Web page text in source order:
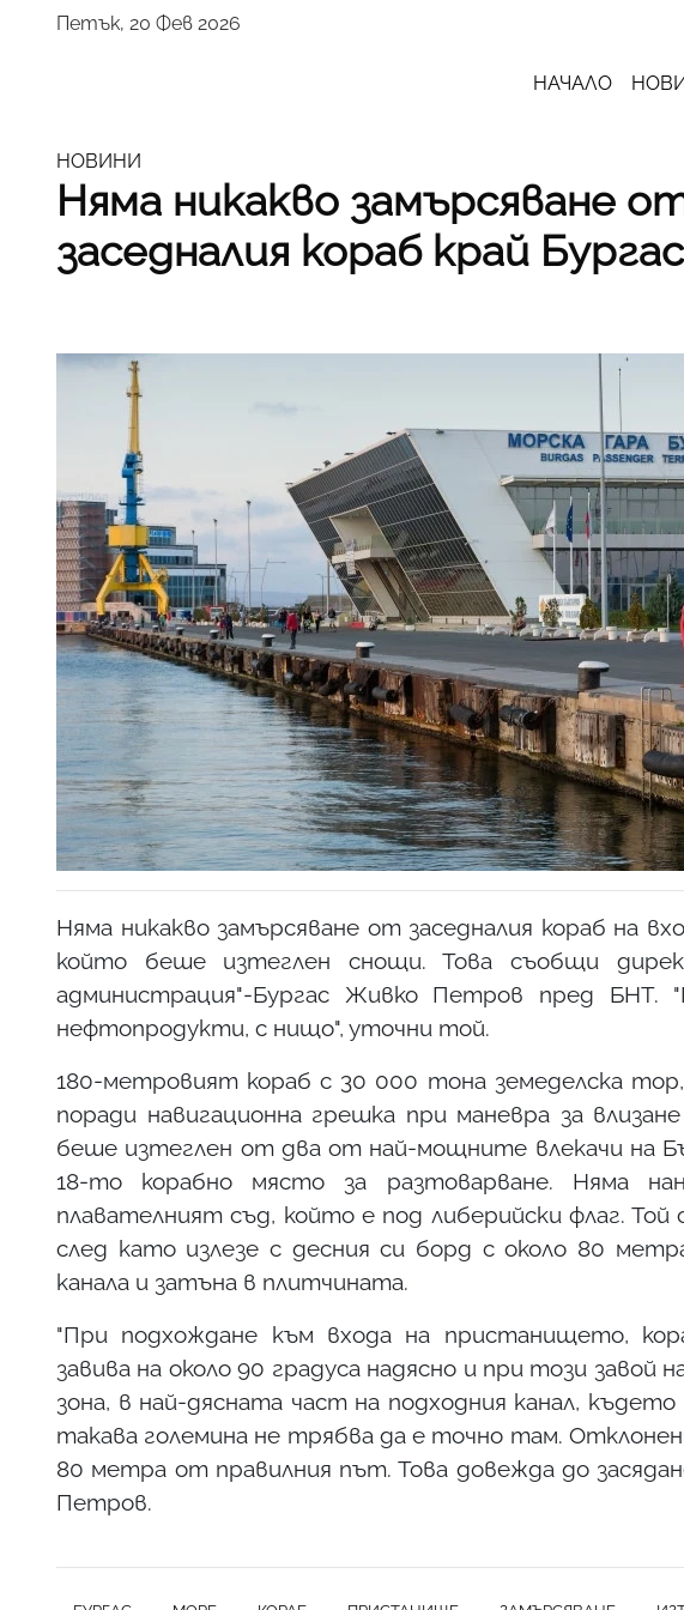
Петък, 20 Фев 2026
НАЧАЛО
НОВИНИ
Няма никакво замърсяване
заседналия кораб край Бургас
Няма никакво замърсяване от заседналия кораб на
който беше изтеглен снощи. Това съобщи
администрация"-Бургас Живко Петров пред
нефтопродукти, с нищо", уточни той.
180-метровият кораб с 30 000 тона земеделска
поради навигационна грешка при маневра за
беше изтеглен от два от най-мощните влекачи на
18-то корабно място за разтоварване. Няма
плавателният съд, който е под либерийски флаг. Той
след като излезе с десния си борд с около 80
канала и затъна в плитчината.
"При подхождане към входа на пристанището,
завива на около 90 градуса надясно и при този завой
зона, в най-дясната част на подходния канал,
такава големина не трябва да е точно там.
80 метра от правилния път. Това довежда до
Петров.